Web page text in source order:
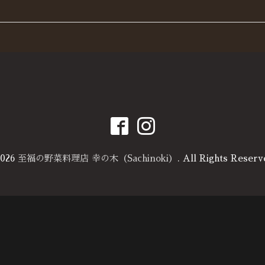
至福の野菜料理店 幸の木（Sachinoki） . All Rights